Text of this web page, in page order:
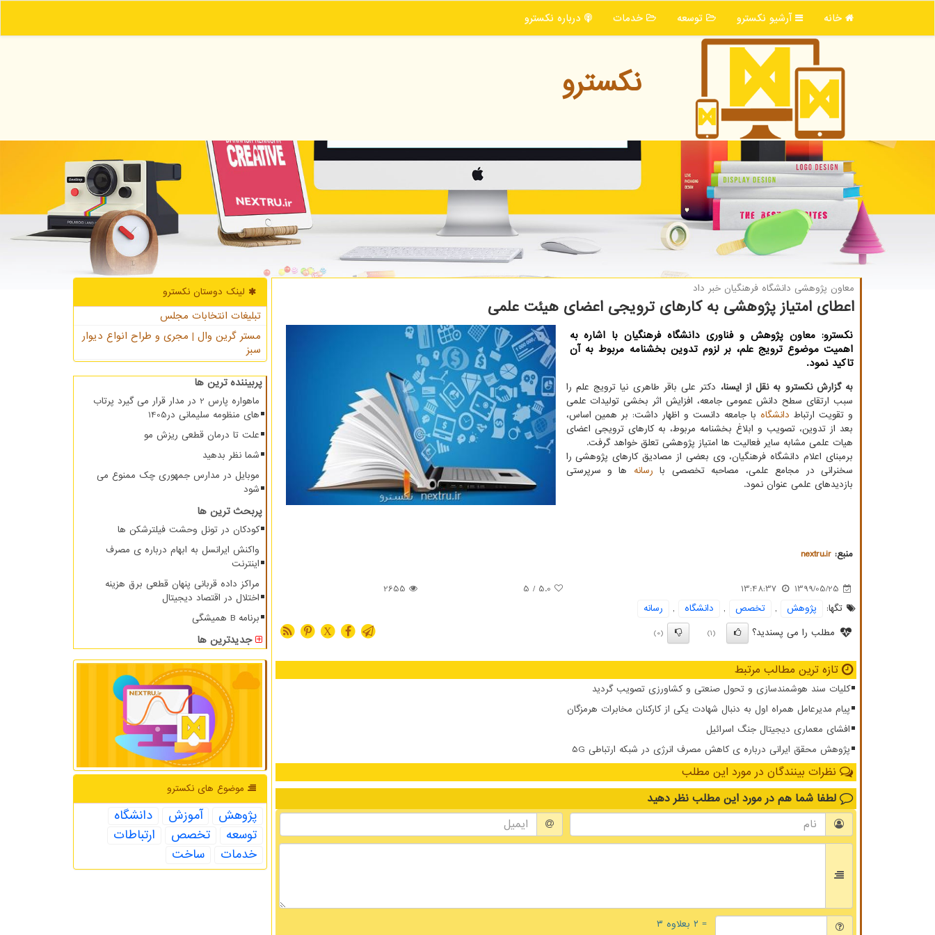
خانه آرشیو نكسترو توسعه خدمات درباره نكسترو
نكسترو
معاون پژوهشی دانشگاه فرهنگیان خبر داد
اعطای امتیاز پژوهشی به كارهای ترویجی اعضای هیئت علمی
نكسترو: معاون پژوهش و فناوری دانشگاه فرهنگیان با اشاره به
اهمیت موضوع ترویج علم، بر لزوم تدوین بخشنامه مربوط به آن
تاكید نمود.
به گزارش نکسترو به نقل از ایسنا، دکتر علی باقر طاهری نیا ترویج علم را
سبب ارتقای سطح دانش عمومی جامعه، افزایش اثر بخشی تولیدات علمی
و تقویت ارتباط دانشگاه با جامعه دانست و اظهار داشت: بر همین اساس،
بعد از تدوین، تصویب و ابلاغ بخشنامه مربوط، به کارهای ترویجی اعضای
هیات علمی مشابه سایر فعالیت ها امتیاز پژوهشی تعلق خواهد گرفت.
برمبنای اعلام دانشگاه فرهنگیان، وی بعضی از مصادیق کارهای پژوهشی را
سخنرانی در مجامع علمی، مصاحبه تخصصی با رسانه ها و سرپرستی
بازدیدهای علمی عنوان نمود.
منبع: nextru.ir
1399/05/25
13:48:37
5.0
/ 5
2655
تگها:
پژوهش , تخصص , دانشگاه ,
رسانه
مطلب را می پسندید؟
(1)
(0)
X
تازه ترین مطالب مرتبط
کلیات سند هوشمندسازی و تحول صنعتی و کشاورزی تصویب گردید
پیام مدیرعامل همراه اول به دنبال شهادت یکی از کارکنان مخابرات هرمزگان
افشای معماری دیجیتال جنگ اسرائیل
پژوهش محقق ایرانی درباره ی کاهش مصرف انرژی در شبکه ارتباطی 5G
نظرات بینندگان در مورد این مطلب
لطفا شما هم در مورد این مطلب نظر دهید
= ۲ بعلاوه ۳
لینک دوستان نكسترو
تبلیغات انتخابات مجلس
مستر گرین وال | مجری و طراح انواع دیوار
سبز
پربیننده ترین ها
ماهواره پارس 2 در مدار قرار می گیرد پرتاب
های منظومه سلیمانی در1405
علت تا درمان قطعی ریزش مو
شما نظر بدهید
موبایل در مدارس جمهوری چک ممنوع می
شود
پربحث ترین ها
کودکان در تونل وحشت فیلترشکن ها
واکنش ایرانسل به ابهام درباره ی مصرف
اینترنت
مراکز داده قربانی پنهان قطعی برق هزینه
اختلال در اقتصاد دیجیتال
برنامه B همیشگی
جدیدترین ها
موضوع های نكسترو
پژوهش آموزش
دانشگاه
توسعه
تخصص
ارتباطات
خدمات
ساخت